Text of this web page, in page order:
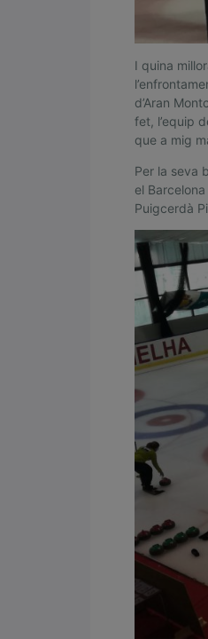
n
,
p
r
i
m
e
r
l
í
d
e
r
d
e
l
L
l
i
I quina
d’Aran
fet, l’equip
que a mig
Per la seva
el
Puigcerdà